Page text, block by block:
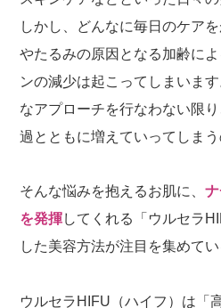
しかし、どんなに毎日のケア
やたるみの原因となる加齢に
ンの減少は起こってしまいま
なアプローチを行なわない限
過とともに増えていってしまう
そんな悩みを抱えるお肌に、
を発揮してくれる「ウルセラ
した美容方法が注目を集めて
ウルセラHIFU（ハイフ）は「